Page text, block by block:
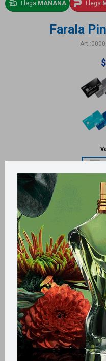
Llega MAÑANA Llega
Farala
$
Retiros
Productos que